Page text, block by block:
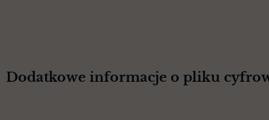
Dodatkowe informacje o pliku